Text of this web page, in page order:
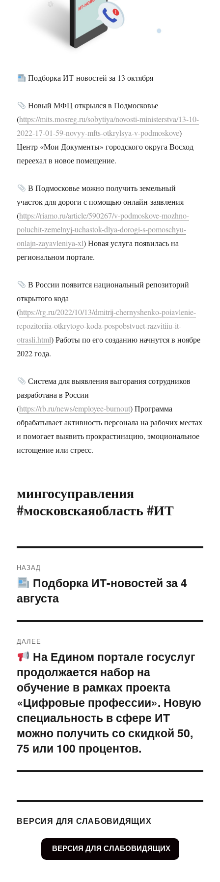
Подборка ИТ-новостей за 13 октября
Новый МФЦ открылся в Подмосковье
(https://mits.mosreg.ru/sobytiya/novosti-ministerstva/13-10-
2022-17-01-59-novyy-mfts-otkrylsya-v-podmoskove)
Центр «Мои Документы» городского округа Восход
переехал в новое помещение.
В Подмосковье можно получить земельный
участок для дороги с помощью онлайн‑заявления
(https://riamo.ru/article/590267/v-podmoskove-mozhno-
poluchit-zemelnyj-uchastok-dlya-dorogi-s-pomoschyu-
onlajn-zayavleniya-xl) Новая услуга появилась на
региональном портале.
В России появится национальный репозиторий
открытого кода
(https://rg.ru/2022/10/13/dmitrij-chernyshenko-poiavlenie-
repozitoriia-otkrytogo-koda-pospobstvuet-razvitiiu-it-
otrasli.html) Работы по его созданию начнутся в ноябре
2022 года.
Система для выявления выгорания сотрудников
разработана в России
(https://rb.ru/news/employee-burnout) Программа
обрабатывает активность персонала на рабочих местах
и помогает выявить прокрастинацию, эмоциональное
истощение или стресс.
мингосуправления
#московскаяобласть #ИТ
по
записям
НАЗАД
Предыдущая
запись:
Подборка ИТ-новостей за 4
августа
ДАЛЕЕ
Следующая
запись:
На Едином портале госуслуг
продолжается набор на
обучение в рамках проекта
«Цифровые профессии». Новую
специальность в сфере ИТ
можно получить со скидкой 50,
75 или 100 процентов.
ВЕРСИЯ ДЛЯ СЛАБОВИДЯЩИХ
ВЕРСИЯ ДЛЯ СЛАБОВИДЯЩИХ